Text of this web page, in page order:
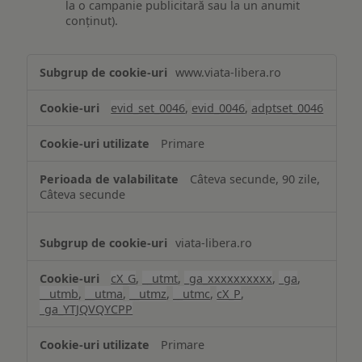
la o campanie publicitară sau la un anumit
conținut).
www.viata-libera.ro
evid_set_0046, evid_0046, adptset_0046
Primare
Câteva secunde, 90 zile,
Câteva secunde
viata-libera.ro
cX_G, __utmt, _ga_xxxxxxxxxx, _ga,
__utmb, __utma, __utmz, __utmc, cX_P,
_ga_YTJQVQYCPP
Primare